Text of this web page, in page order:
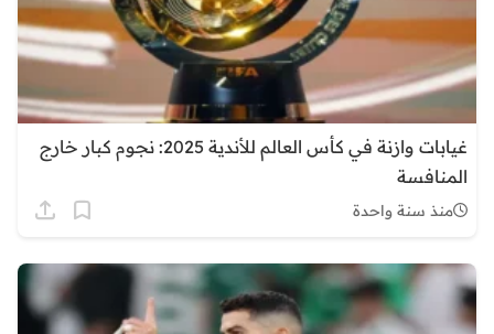
غيابات وازنة في كأس العالم للأندية 2025: نجوم كبار خارج
المنافسة
منذ سنة واحدة